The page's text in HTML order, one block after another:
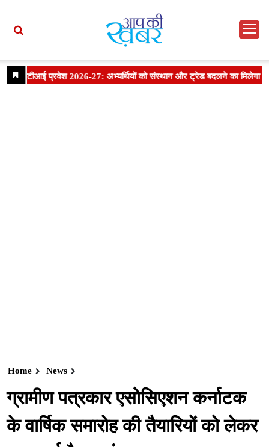
Home News
ग्रामीण पत्रकार एसोसिएशन कर्नाटक
के वार्षिक समारोह की तैयारियों को लेकर